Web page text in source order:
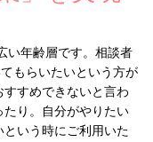
い年齢層です。相談者
もらいたいという方が
すめできないと言わ
り。自分がやりたい
いう時にご利用いた